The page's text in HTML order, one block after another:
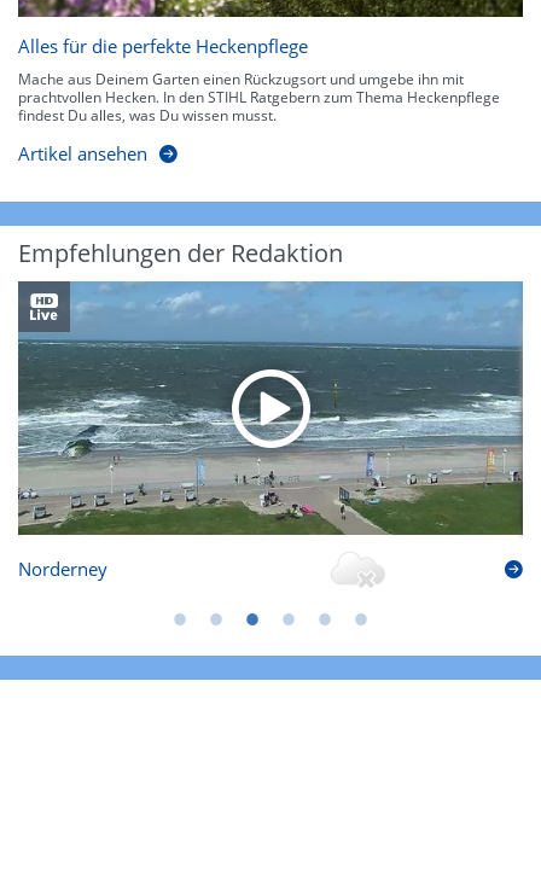
Alles für die perfekte Heckenpflege
Mache aus Deinem Garten einen Rückzugsort und umgebe ihn mit
prachtvollen Hecken. In den STIHL Ratgebern zum Thema Heckenpflege
findest Du alles, was Du wissen musst.
Artikel ansehen
Empfehlungen der Redaktion
Norderney